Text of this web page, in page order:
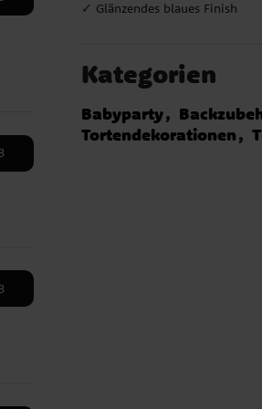
✓ Glänzendes blaues Finish
Kategorien
Babyparty
Tortendekorationen